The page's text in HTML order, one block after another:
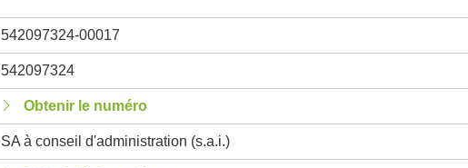
542097324-00017
542097324
Obtenir le numéro
SA à conseil d'administration (s.a.i.)